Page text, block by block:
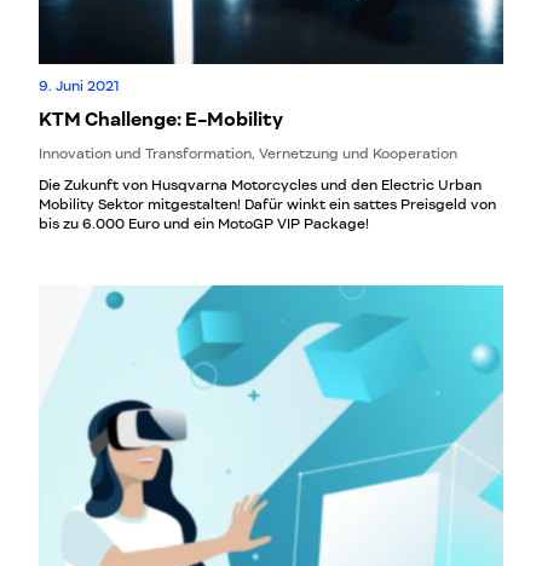
9. Juni 2021
KTM Challenge: E-Mobility
Innovation und Transformation, Vernetzung und Kooperation
Die Zukunft von Husqvarna Motorcycles und den Electric Urban
Mobility Sektor mitgestalten! Dafür winkt ein sattes Preisgeld von
bis zu 6.000 Euro und ein MotoGP VIP Package!